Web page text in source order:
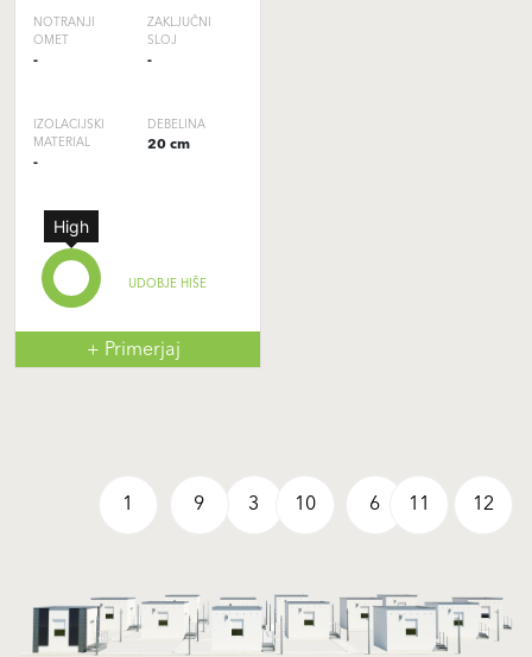
NOTRANJI
OMET
-
ZAKLJUČNI
SLOJ
-
IZOLACIJSKI
MATERIAL
-
DEBELINA
20 cm
UDOBJE HIŠE
+ Primerjaj
1 3 6
9 10 11 12
High